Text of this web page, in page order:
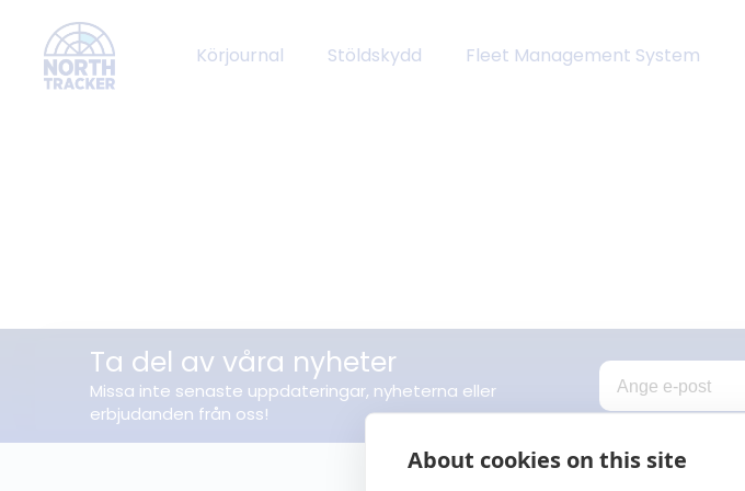
About cookies on this site
Körjournal Stöldskydd Fleet Management System
Ta del av våra nyheter
Missa inte senaste uppdateringar, nyheterna eller
erbjudanden från oss!